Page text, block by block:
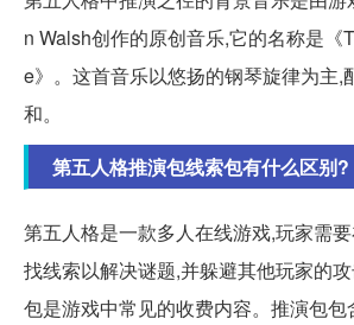
n Walsh创作的原创音乐,它的名称是《
e》。这首音乐以悠扬的钢琴旋律为主,
和。
第五人格推演包线索包有什么区别?
第五人格是一款多人在线游戏,玩家需
找线索以解决谜题,并躲避其他玩家的
包是游戏中常见的收费内容。推演包包